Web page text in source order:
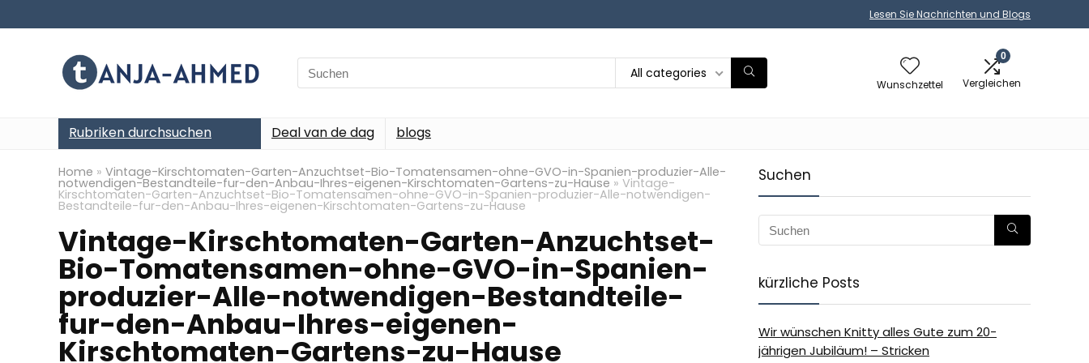
Lesen Sie Nachrichten und Blogs
Search
for:
All categories
Wunschzettel
0
Vergleichen
Rubriken durchsuchen Deal van de dag blogs
Home » Vintage-Kirschtomaten-Garten-Anzuchtset-Bio-Tomatensamen-ohne-GVO-in-Spanien-produzier-Alle-
notwendigen-Bestandteile-fur-den-Anbau-Ihres-eigenen-Kirschtomaten-Gartens-zu-Hause » Vintage-
Kirschtomaten-Garten-Anzuchtset-Bio-Tomatensamen-ohne-GVO-in-Spanien-produzier-Alle-notwendigen-
Bestandteile-fur-den-Anbau-Ihres-eigenen-Kirschtomaten-Gartens-zu-Hause
Vintage-Kirschtomaten-Garten-Anzuchtset-
Bio-Tomatensamen-ohne-GVO-in-Spanien-
produzier-Alle-notwendigen-Bestandteile-
fur-den-Anbau-Ihres-eigenen-
Kirschtomaten-Gartens-zu-Hause
Suchen
kürzliche Posts
Wir wünschen Knitty alles Gute zum 20-
jährigen Jubiläum! – Stricken